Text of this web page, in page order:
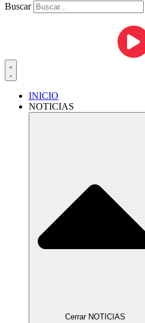
Buscar
INICIO
NOTICIAS
Cerrar NOTICIAS